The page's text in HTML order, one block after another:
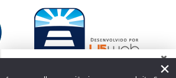
×
Como podemos te ajudar?